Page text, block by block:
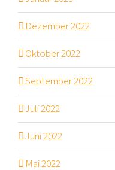
Dezember 2022
Oktober 2022
September 2022
Juli 2022
Juni 2022
Mai 2022